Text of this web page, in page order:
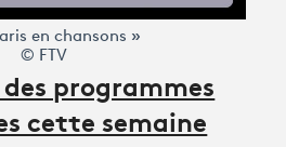
en chansons »
© FTV
programmes
cette semaine